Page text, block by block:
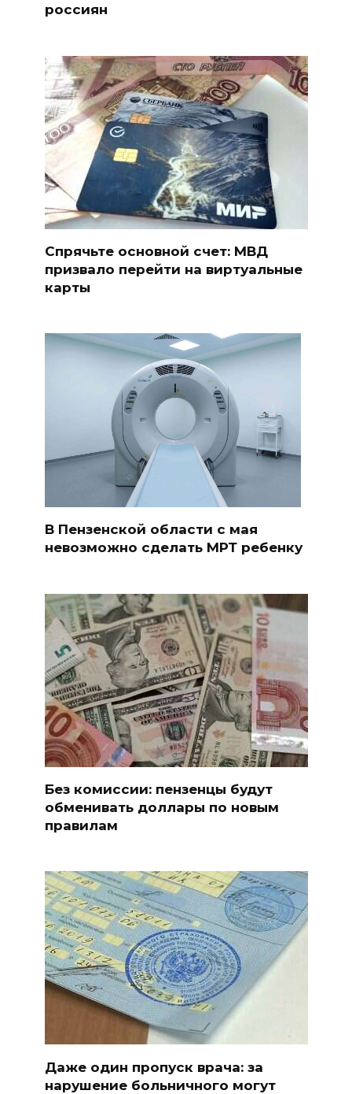
россиян
Спрячьте основной счет: МВД
призвало перейти на виртуальные
карты
В Пензенской области с мая
невозможно сделать МРТ ребенку
Без комиссии: пензенцы будут
обменивать доллары по новым
правилам
Даже один пропуск врача: за
нарушение больничного могут